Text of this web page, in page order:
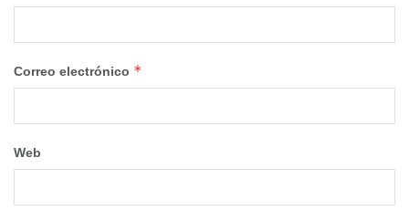
Correo electrónico *
Web